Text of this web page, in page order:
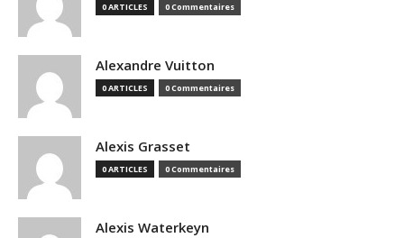
0 ARTICLES 0 Commentaires
Alexandre Vuitton
0 ARTICLES 0 Commentaires
Alexis Grasset
0 ARTICLES 0 Commentaires
Alexis Waterkeyn